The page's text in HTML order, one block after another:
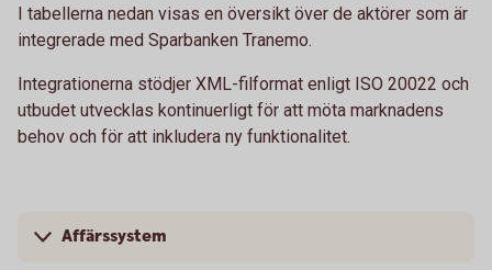
I tabellerna nedan visas en översikt över de aktörer som är
integrerade med Sparbanken Tranemo.
Integrationerna stödjer XML-filformat enligt ISO 20022 och
utbudet utvecklas kontinuerligt för att möta marknadens
behov och för att inkludera ny funktionalitet.
Affärssystem